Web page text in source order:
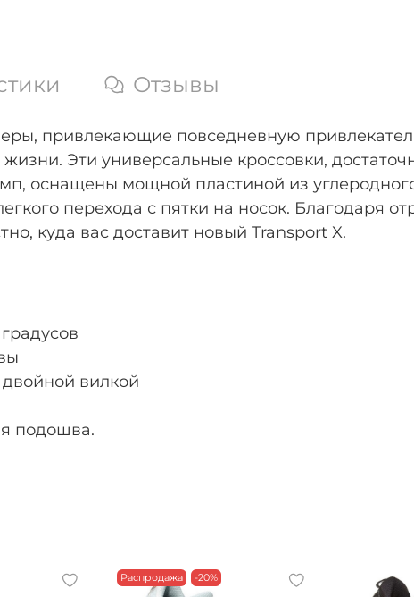
Отзывы
привлекающие повседневную
Эти универсальные кроссовки,
оснащены мощной пластиной из
перехода с пятки на носок. Благодаря
куда вас доставит новый Transport X.
двойной вилкой
подошва.
Распродажа -20%